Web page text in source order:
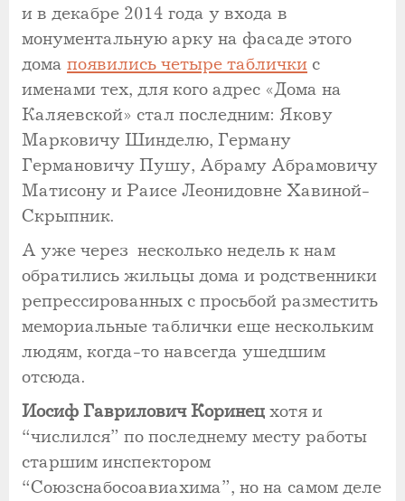
и в декабре 2014 года у входа в
монументальную арку на фасаде этого
дома появились четыре таблички с
именами тех, для кого адрес «Дома на
Каляевской» стал последним: Якову
Марковичу Шинделю, Герману
Германовичу Пушу, Абраму Абрамовичу
Матисону и Раисе Леонидовне Хавиной-
Скрыпник.
А уже через несколько недель к нам
обратились жильцы дома и родственники
репрессированных с просьбой разместить
мемориальные таблички еще нескольким
людям, когда-то навсегда ушедшим
отсюда.
Иосиф Гаврилович Коринец хотя и
“числился” по последнему месту работы
старшим инспектором
“Союзснабосоавиахима”, но на самом деле